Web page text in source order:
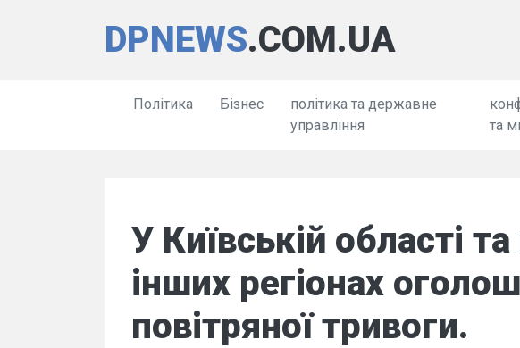
DPNEWS.COM.UA
Політика Бізнес
політика та державне
управління
та
У Київській області
інших регіонах
повітряної тривоги.